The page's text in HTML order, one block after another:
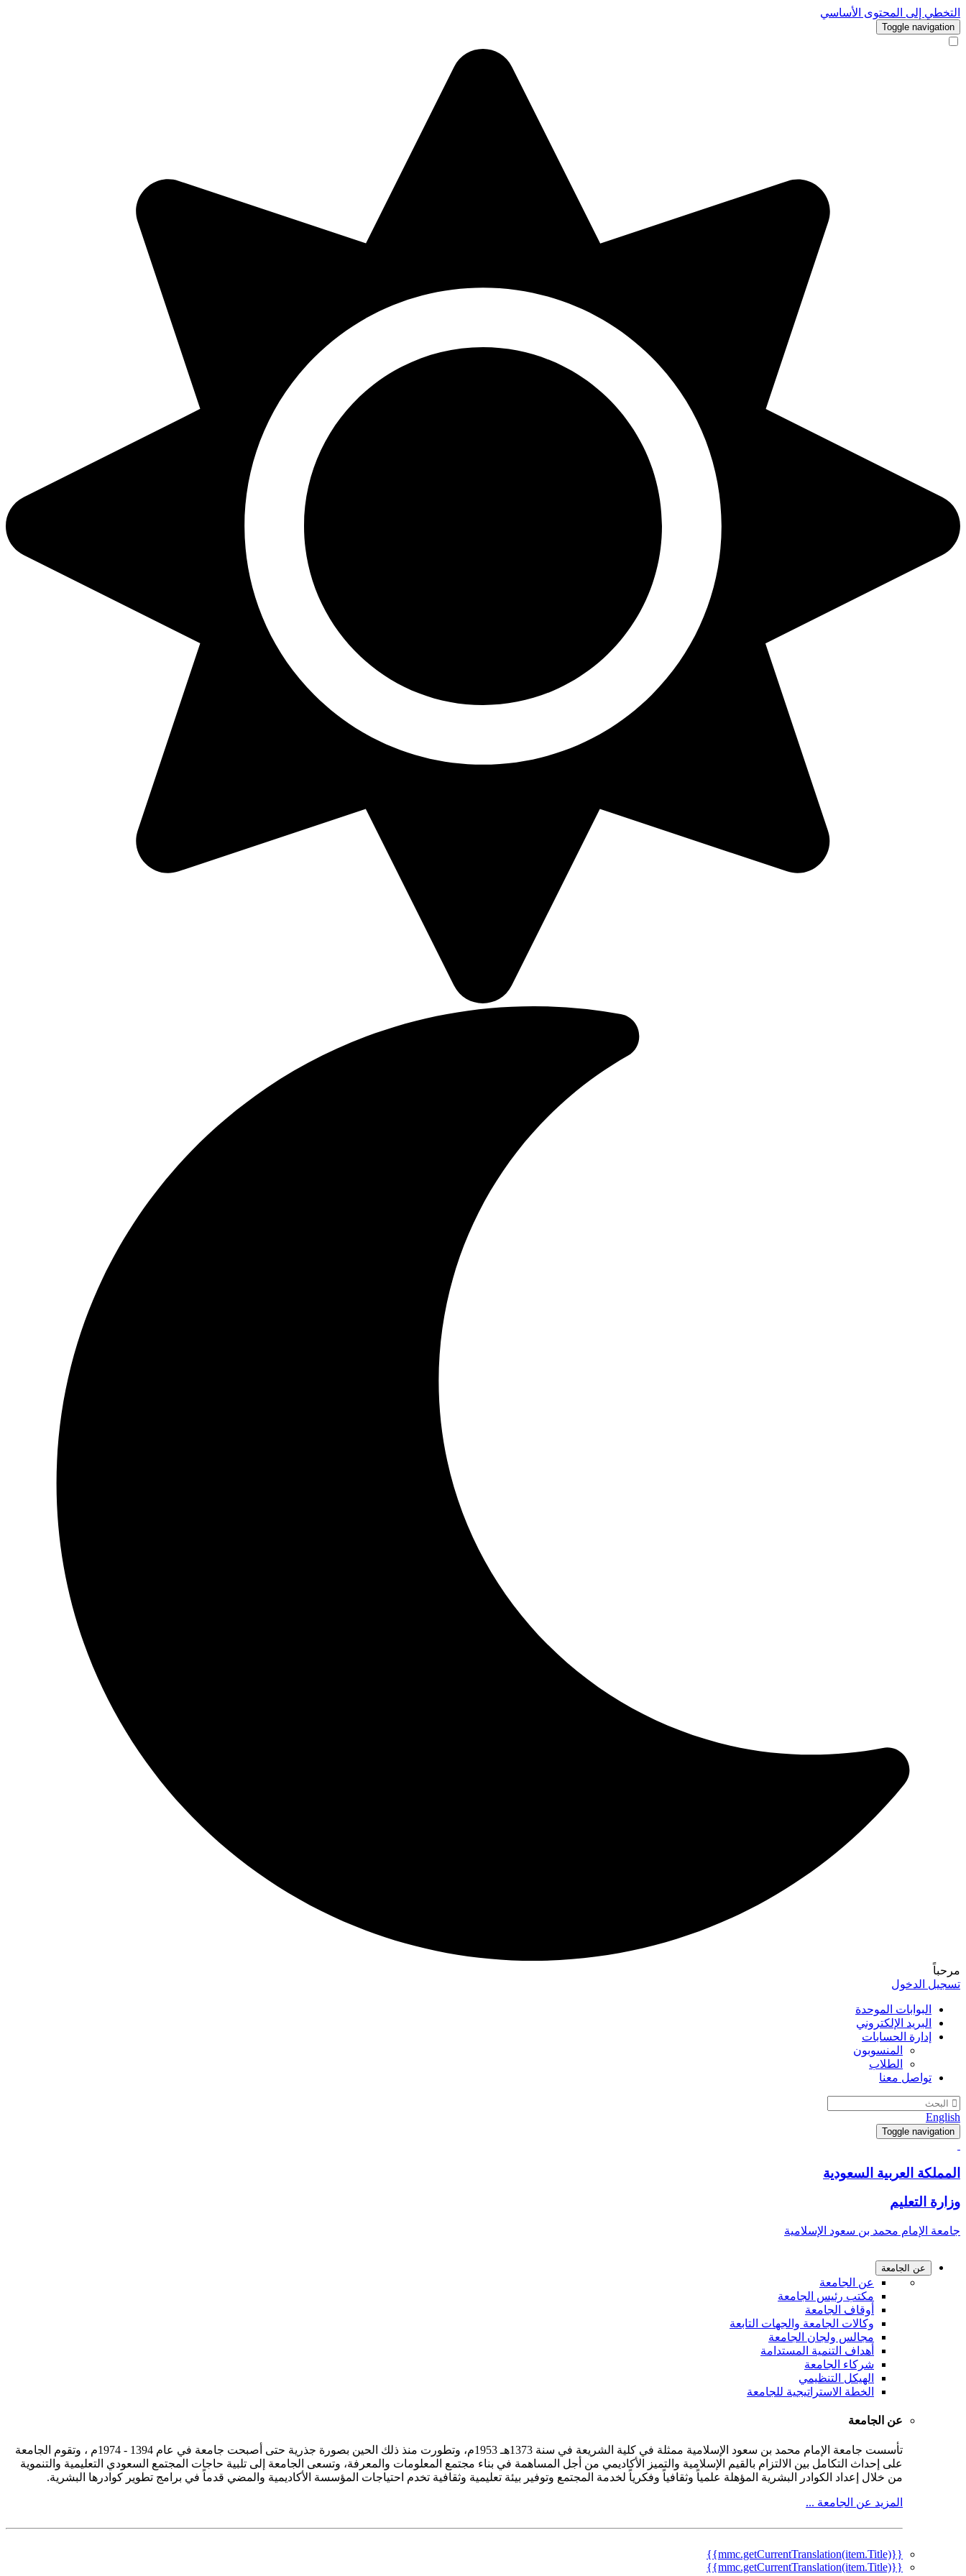
التخطي إلى المحتوى الأساسي
Toggle navigation
مرحباً
تسجيل الدخول
البوابات الموحدة
البريد الإلكتروني
إدارة الحسابات
المنسوبون
الطلاب
تواصل معنا
English
Toggle navigation
المملكة العربية السعودية
وزارة التعليم
جامعة الإمام محمد بن سعود الإسلامية
عن الجامعة
عن الجامعة
مكتب رئيس الجامعة
أوقاف الجامعة
وكالات الجامعة والجهات التابعة
مجالس ولجان الجامعة
أهداف التنمية المستدامة
شركاء الجامعة
الهيكل التنظيمي
الخطة الاستراتيجية للجامعة
عن الجامعة
تأسست جامعة الإمام محمد بن سعود الإسلامية ممثلة في كلية الشريعة في سنة 1373هـ 1953م، وتطورت منذ ذلك الحين بصورة جذرية حتى أصبحت جامعة في عام 1394 - 1974م ، وتقوم الجامعة
على إحداث التكامل بين الالتزام بالقيم الإسلامية والتميز الأكاديمي من أجل المساهمة في بناء مجتمع المعلومات والمعرفة، وتسعى الجامعة إلى تلبية حاجات المجتمع السعودي التعليمية والتنموية
من خلال إعداد الكوادر البشرية المؤهلة علمياً وثقافياً وفكرياً لخدمة المجتمع وتوفير بيئة تعليمية وثقافية تخدم احتياجات المؤسسة الأكاديمية والمضي قدماً في برامج تطوير كوادرها البشرية.
المزيد عن الجامعة ...
{{mmc.getCurrentTranslation(item.Title)}}
{{mmc.getCurrentTranslation(item.Title)}}